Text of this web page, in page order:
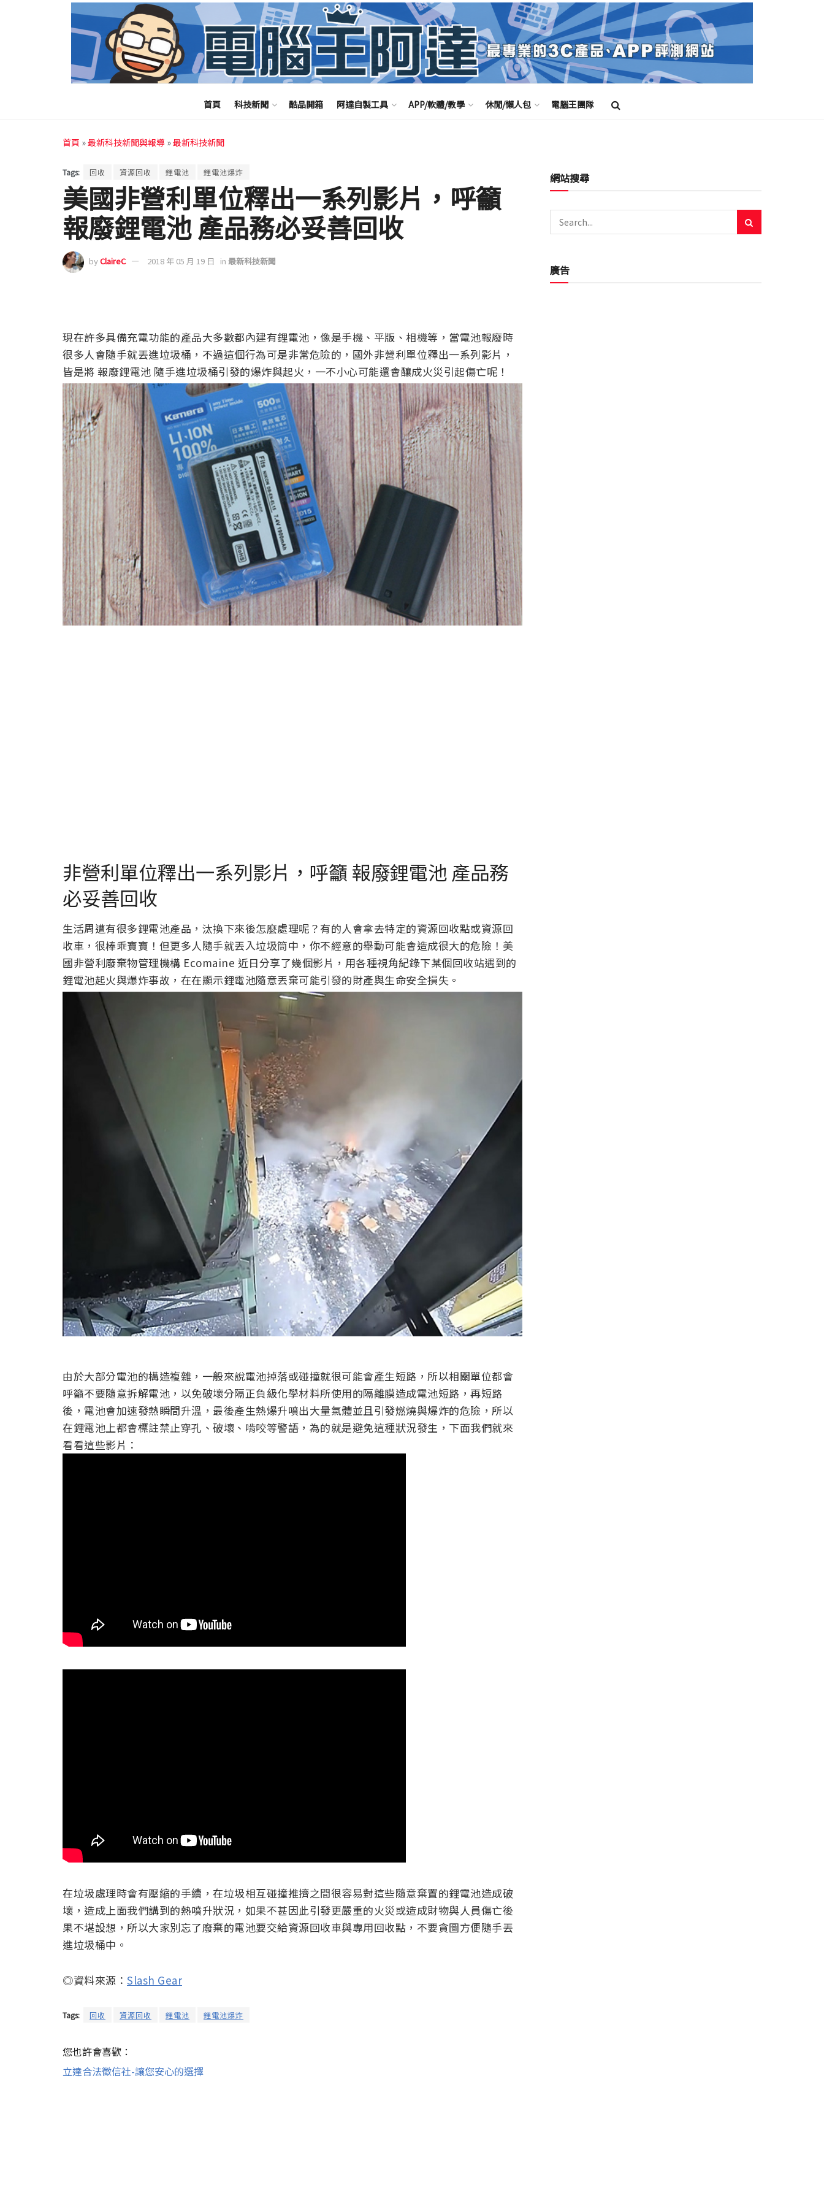
首頁 科技新聞 酷品開箱 阿達自製工具 APP/軟體/教學 休閒/懶人包 電腦王團隊
首頁 »最新科技新聞與報導 »最新科技新聞
Tags: 回收 資源回收 鋰電池 鋰電池爆炸
美國非營利單位釋出一系列影片，呼籲
報廢鋰電池 產品務必妥善回收
byClaireC 2018 年 05 月 19 日 in 最新科技新聞
現在許多具備充電功能的產品大多數都內建有鋰電池，像是手機、平版、相機等，當電池報廢時
很多人會隨手就丟進垃圾桶，不過這個行為可是非常危險的，國外非營利單位釋出一系列影片，
皆是將 報廢鋰電池 隨手進垃圾桶引發的爆炸與起火，一不小心可能還會釀成火災引起傷亡呢！
非營利單位釋出一系列影片，呼籲 報廢鋰電池 產品務
必妥善回收
生活周遭有很多鋰電池產品，汰換下來後怎麼處理呢？有的人會拿去特定的資源回收點或資源回
收車，很棒乖寶寶！但更多人隨手就丟入垃圾筒中，你不經意的舉動可能會造成很大的危險！美
國非營利廢棄物管理機構 Ecomaine 近日分享了幾個影片，用各種視角紀錄下某個回收站遇到的
鋰電池起火與爆炸事故，在在顯示鋰電池隨意丟棄可能引發的財產與生命安全損失。
由於大部分電池的構造複雜，一般來說電池掉落或碰撞就很可能會產生短路，所以相關單位都會
呼籲不要隨意拆解電池，以免破壞分隔正負級化學材料所使用的隔離膜造成電池短路，再短路
後，電池會加速發熱瞬間升溫，最後產生熱爆升噴出大量氣體並且引發燃燒與爆炸的危險，所以
在鋰電池上都會標註禁止穿孔、破壞、啃咬等警語，為的就是避免這種狀況發生，下面我們就來
看看這些影片：
在垃圾處理時會有壓縮的手續，在垃圾相互碰撞推擠之間很容易對這些隨意棄置的鋰電池造成破
壞，造成上面我們講到的熱噴升狀況，如果不甚因此引發更嚴重的火災或造成財物與人員傷亡後
果不堪設想，所以大家別忘了廢棄的電池要交給資源回收車與專用回收點，不要貪圖方便隨手丟
進垃圾桶中。
◎資料來源： Slash Gear
Tags: 回收 資源回收 鋰電池 鋰電池爆炸
您也許會喜歡：
立達合法徵信社-讓您安心的選擇
網站搜尋
廣告